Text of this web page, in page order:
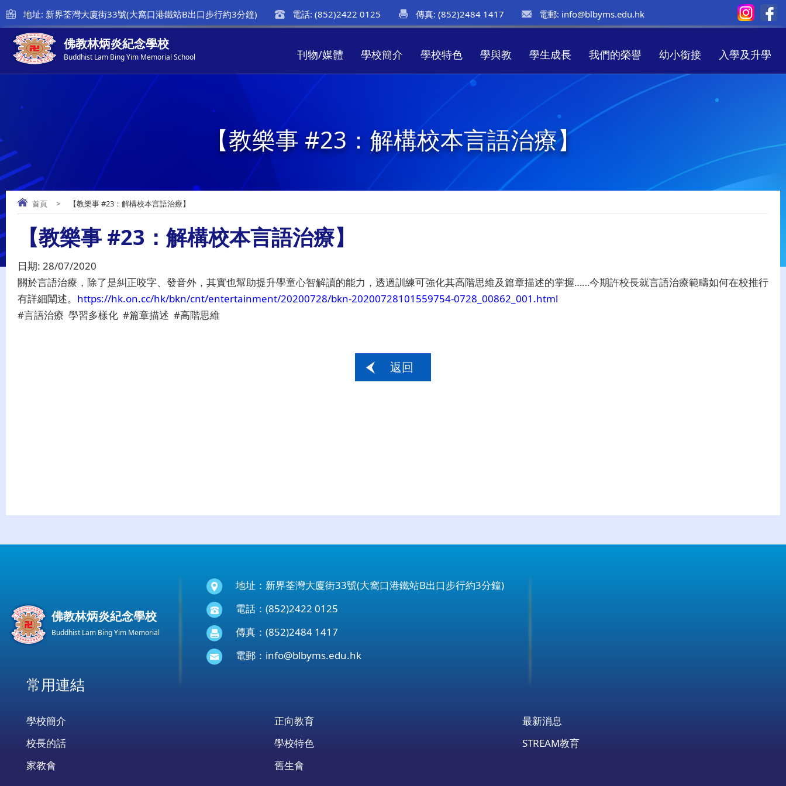
地址: 新界荃灣大廈街33號(大窩口港鐵站B出口步行約3分鐘) 電話: (852)2422 0125 傳真: (852)2484 1417 電郵: info@blbyms.edu.hk
佛教林炳炎紀念學校
Buddhist Lam Bing Yim Memorial School 刊物/媒體 學校簡介 學校特色 學與教 學生成長 我們的榮譽 幼小銜接 入學及升學
【教樂事 #23：解構校本言語治療】
首頁 > 【教樂事 #23：解構校本言語治療】
【教樂事 #23：解構校本言語治療】
日期: 28/07/2020
關於言語治療，除了是糾正咬字、發音外，其實也幫助提升學童心智解讀的能力，透過訓練可強化其高階思維及篇章描述的掌握……今期許校長就言語治療範疇如何在校推行
有詳細闡述。 https://hk.on.cc/hk/bkn/cnt/entertainment/20200728/bkn-20200728101559754-0728_00862_001.html
#言語治療 學習多樣化 #篇章描述 #高階思維
返回
佛教林炳炎紀念學校
Buddhist Lam Bing Yim Memorial
地址：新界荃灣大廈街33號(大窩口港鐵站B出口步行約3分鐘)
電話：(852)2422 0125
傳真：(852)2484 1417
電郵： info@blbyms.edu.hk
常用連結
學校簡介 正向教育
最新消息
校長的話
學校特色
STREAM教育
家教會
舊生會